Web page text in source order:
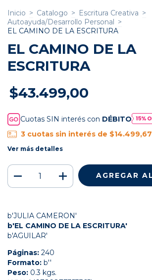
Inicio > Catalogo > Escritura Creativa >
Autoayuda/Desarrollo Personal >
EL CAMINO DE LA ESCRITURA
EL CAMINO DE LA
ESCRITURA
$43.499,00
Cuotas SIN interés con DÉBITO
3 cuotas sin interés de $14.499,67
Ver más detalles
b'JULIA CAMERON'
b'EL CAMINO DE LA ESCRITURA'
b'AGUILAR'
Páginas: 240
Formato: b''
Peso: 0.3 kgs.